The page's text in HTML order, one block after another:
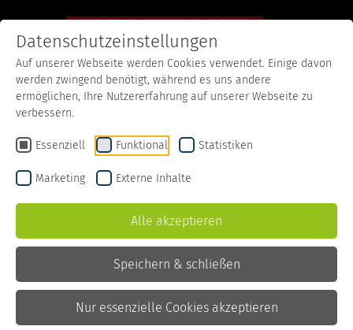
Rezepte Brotbratlinge mit Apfel
Brotbratlinge mit Apfel
Scheiben oder
1 Zwiebel
3 EL Semmelbrösel
Datenschutzeinstellungen
Auf unserer Webseite werden Cookies verwendet. Einige davon
werden zwingend benötigt, während es uns andere
ermöglichen, Ihre Nutzererfahrung auf unserer Webseite zu
verbessern.
Essenziell Funktional Statistiken
Marketing Externe Inhalte
Alle akzeptieren
Speichern & schließen
Nur essenzielle Cookies akzeptieren